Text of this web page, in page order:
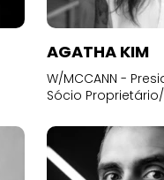
AGATHA KIM
W/MCCANN -
Sócio